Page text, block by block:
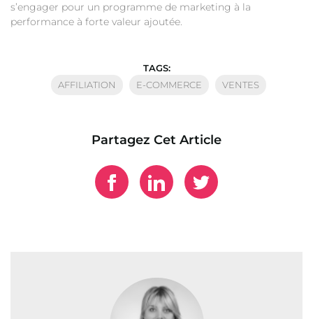
s’engager pour un programme de marketing à la
performance à forte valeur ajoutée.
TAGS:
AFFILIATION
E-COMMERCE VENTES
Partagez Cet Article